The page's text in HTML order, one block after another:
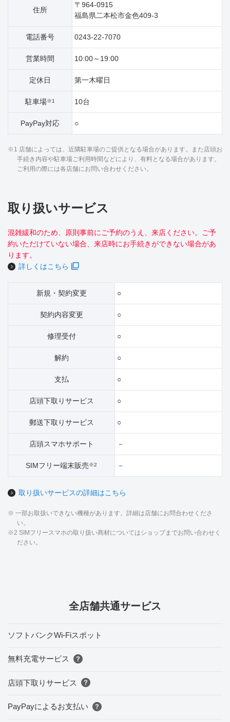
住所
〒964-0915
福島県二本松市金色409‐3
電話番号 0243-22-7070
営業時間 10:00～19:00
定休日 第一木曜日
駐車場※1 10台
PayPay対応 ○
※1 店舗によっては、近隣駐車場のご提供となる場合があります。また店頭お
手続き内容や駐車場ご利用時間などにより、有料となる場合があります。
ご利用の際には各店舗にお問い合わせください。
取り扱いサービス
混雑緩和のため、原則事前にご予約のうえ、来店ください。ご予
約いただけていない場合、来店時にお手続きができない場合があ
ります。
詳しくはこちら
新規・契約変更 ○
契約内容変更 ○
修理受付 ○
解約 ○
支払 ○
店頭下取りサービス ○
郵送下取りサービス ○
店頭スマホサポート －
SIMフリー端末販売※2 －
取り扱いサービスの詳細はこちら
※ 一部お取扱いできない機種があります。詳細は店舗にお問合わせくださ
い。
※2 SIMフリースマホの取り扱い商材についてはショップまでお問い合わせく
ださい。
全店舗共通サービス
ソフトバンクWi-Fiスポット
無料充電サービス
店頭下取りサービス
PayPayによるお支払い